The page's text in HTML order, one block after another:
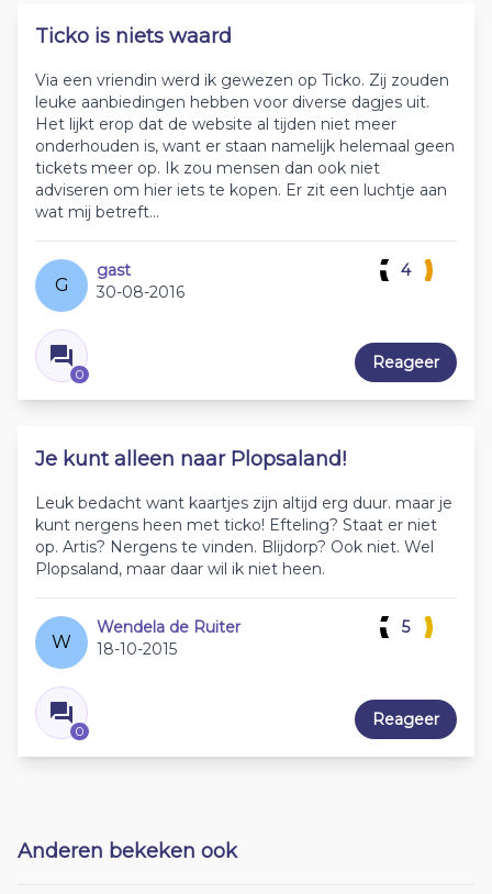
Ticko is niets waard
Via een vriendin werd ik gewezen op Ticko. Zij zouden
leuke aanbiedingen hebben voor diverse dagjes uit.
Het lijkt erop dat de website al tijden niet meer
onderhouden is, want er staan namelijk helemaal geen
tickets meer op. Ik zou mensen dan ook niet
adviseren om hier iets te kopen. Er zit een luchtje aan
wat mij betreft...
G
gast
30-08-2016
0
4
Reageer
Je kunt alleen naar Plopsaland!
Leuk bedacht want kaartjes zijn altijd erg duur. maar je
kunt nergens heen met ticko! Efteling? Staat er niet
op. Artis? Nergens te vinden. Blijdorp? Ook niet. Wel
Plopsaland, maar daar wil ik niet heen.
W
Wendela de Ruiter
18-10-2015
0
5
Reageer
Anderen bekeken ook